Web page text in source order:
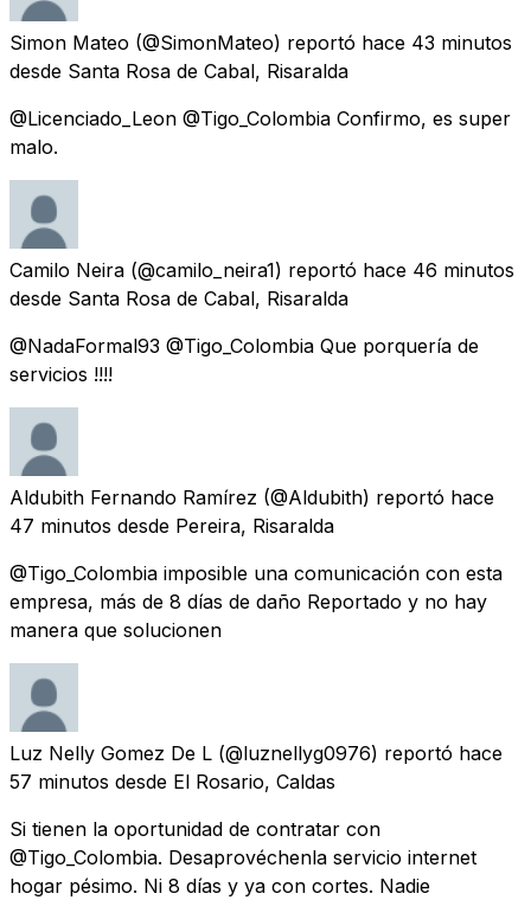
Simon Mateo (@SimonMateo) reportó hace 43 minutos
desde Santa Rosa de Cabal, Risaralda
@Licenciado_Leon @Tigo_Colombia Confirmo, es super
malo.
Camilo Neira (@camilo_neira1) reportó hace 46 minutos
desde Santa Rosa de Cabal, Risaralda
@NadaFormal93 @Tigo_Colombia Que porquería de
servicios !!!!
Aldubith Fernando Ramírez (@Aldubith) reportó hace
47 minutos desde Pereira, Risaralda
@Tigo_Colombia imposible una comunicación con esta
empresa, más de 8 días de daño Reportado y no hay
manera que solucionen
Luz Nelly Gomez De L (@luznellyg0976) reportó hace
57 minutos desde El Rosario, Caldas
Si tienen la oportunidad de contratar con
@Tigo_Colombia. Desaprovéchenla servicio internet
hogar pésimo. Ni 8 días y ya con cortes. Nadie